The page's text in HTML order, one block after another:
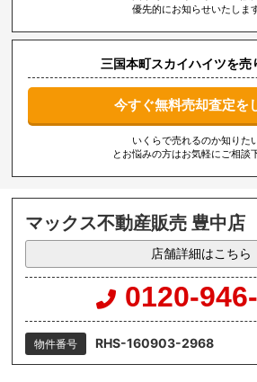
優先的にお知らせいたします
三国本町スカイハイツを売
今すぐ無料売却査定を
いくらで売れるのか知りたい
とお悩みの方はお気軽にご相談
マックス不動産販売 豊中店
店舗詳細はこちら
0120-
物件番号 RHS-160903-2968